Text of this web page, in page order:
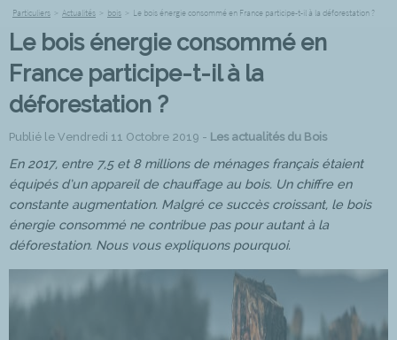
Particuliers > Actualités > bois > Le bois énergie consommé en France participe-t-il à la déforestation ?
Le bois énergie consommé en
France participe-t-il à la
déforestation ?
Publié le Vendredi 11 Octobre 2019 - Les actualités du Bois
En 2017, entre 7,5 et 8 millions de ménages français étaient
équipés d’un appareil de chauffage au bois. Un chiffre en
constante augmentation. Malgré ce succès croissant, le bois
énergie consommé ne contribue pas pour autant à la
déforestation. Nous vous expliquons pourquoi.